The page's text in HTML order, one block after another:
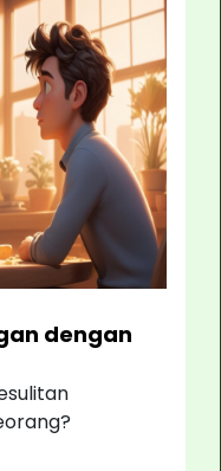
dengan